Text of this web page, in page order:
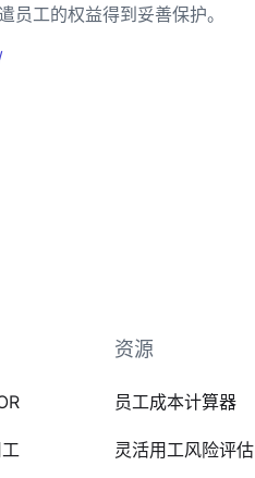
工的权益得到妥善保护。
资源
员工成本计算器
灵活用工风险评估